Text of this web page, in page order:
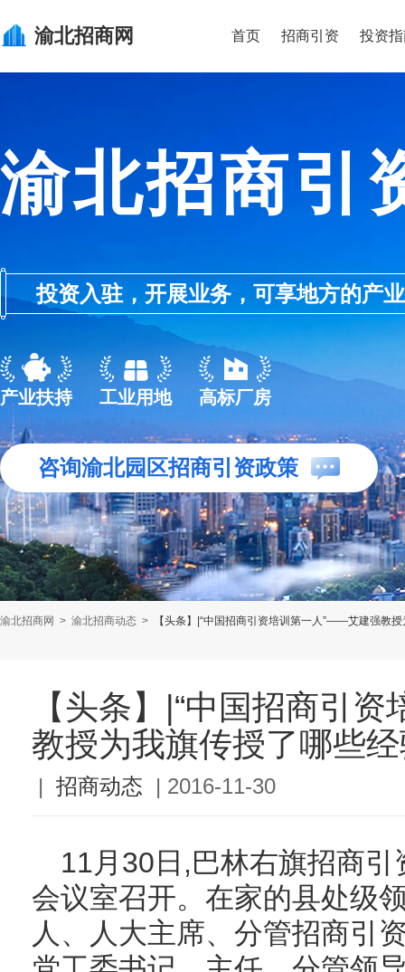
渝北招商网 首页 招商引资 投资
渝北招商引
投资入驻，开展业务，可享地方的产
产业扶持 工业用地 高标厂房
咨询渝北园区招商引资政策
渝北招商网 > 渝北招商动态 > 【头条】|“中国招商引资培训第一人”——艾建强教
【头条】|“中国招商引
教授为我旗传授了哪些
| 招商动态 | 2016-11-30
11月30日,巴林右旗招商
会议室召开。在家的县处级
人、人大主席、分管招商引